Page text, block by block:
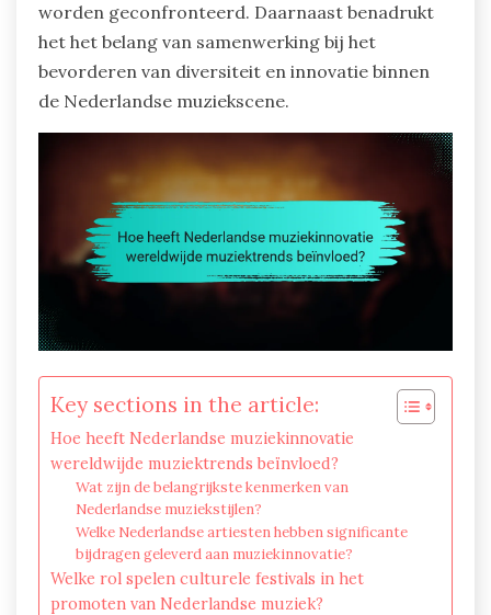
worden geconfronteerd. Daarnaast benadrukt
het het belang van samenwerking bij het
bevorderen van diversiteit en innovatie binnen
de Nederlandse muziekscene.
Key sections in the article:
Hoe heeft Nederlandse muziekinnovatie
wereldwijde muziektrends beïnvloed?
Wat zijn de belangrijkste kenmerken van
Nederlandse muziekstijlen?
Welke Nederlandse artiesten hebben significante
bijdragen geleverd aan muziekinnovatie?
Welke rol spelen culturele festivals in het
promoten van Nederlandse muziek?